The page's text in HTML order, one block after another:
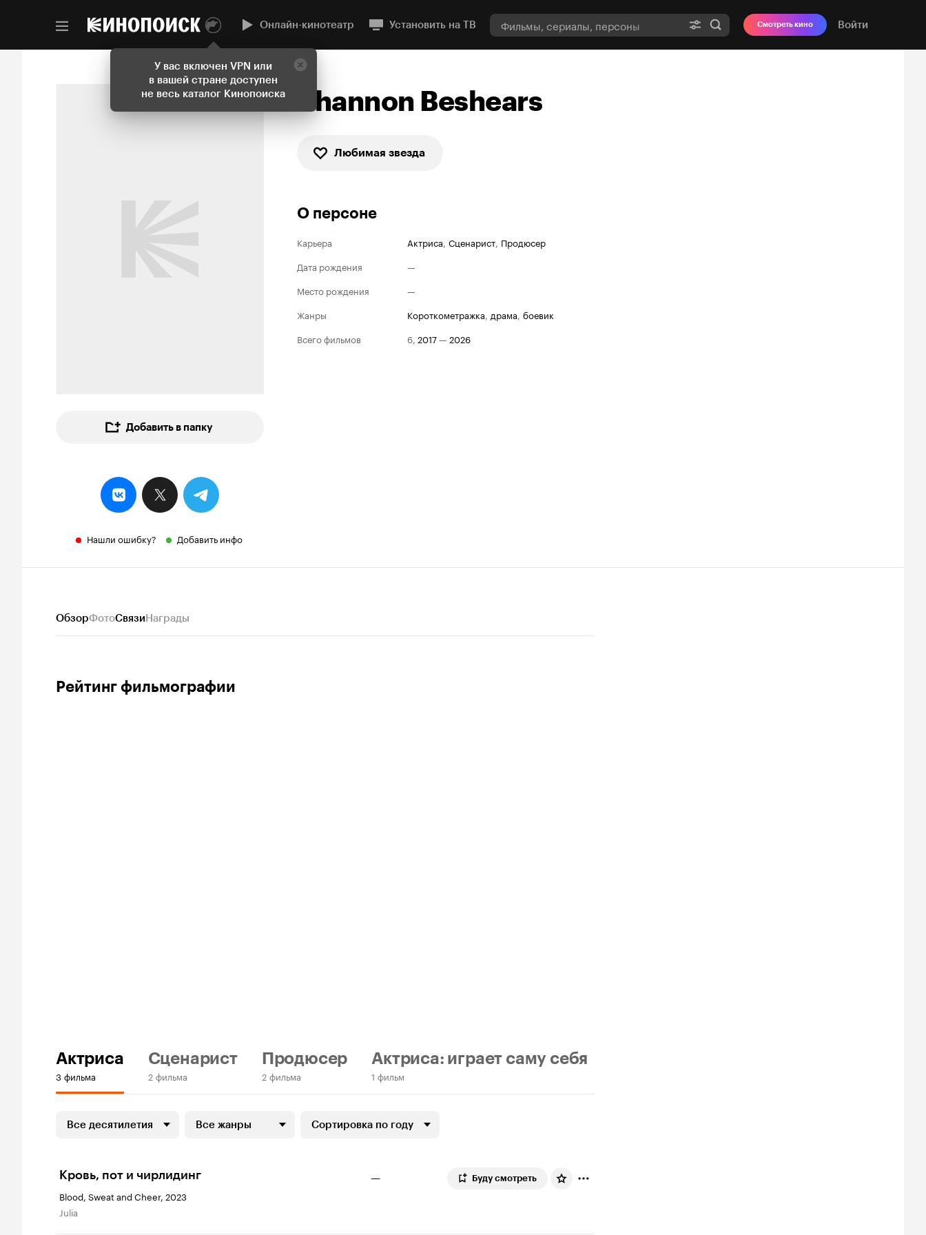
У вас включен VPN или
в вашей стране доступен
не весь каталог Кинопоиска
Онлайн-кинотеатр Установить на ТВ Смотреть кино Войти
Добавить в папку
Нашли ошибку? Добавить инфо
Shannon Beshears
Любимая звезда
О персоне
Карьера Актриса, Сценарист, Продюсер
Дата рождения
—
Место рождения
—
Жанры
короткометражка, драма, боевик
Всего фильмов
6, 2017— 2026
ОбзорФотоСвязиНаграды
Рейтинг фильмографии
Актриса
3 фильма
Сценарист
2 фильма
Продюсер
2 фильма
Актриса: играет саму себя
1 фильм
Все десятилетия Все жанры Сортировка по году
Кровь, пот и чирлидинг
Blood, Sweat and Cheer, 2023
Julia
— Буду смотреть